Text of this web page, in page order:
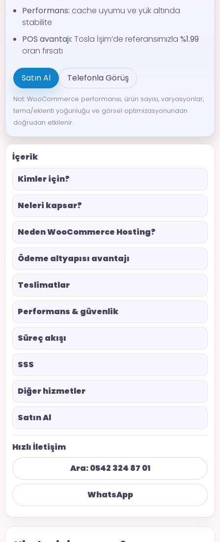
Performans: cache uyumu ve yük altında
stabilite
POS avantajı: Tosla İşim’de referansımızla %1.99
oran fırsatı
Satın Al Telefonla Görüş
Not: WooCommerce performansı; ürün sayısı, varyasyonlar,
tema/eklenti yoğunluğu ve görsel optimizasyonundan
doğrudan etkilenir.
İçerik
Kimler için?
Neleri kapsar?
Neden WooCommerce Hosting?
Ödeme altyapısı avantajı
Teslimatlar
Performans & güvenlik
Süreç akışı
SSS
Diğer hizmetler
Satın Al
Hızlı İletişim
Ara: 0542 324 87 01
WhatsApp